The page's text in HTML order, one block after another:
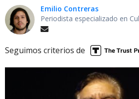
Emilio Contreras
Periodista especializado en
Seguimos criterios de